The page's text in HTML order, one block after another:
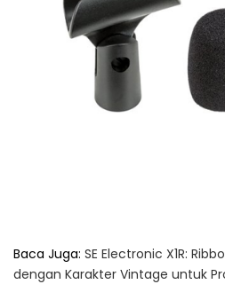
Baca Juga: SE Electronic X1R:
dengan Karakter Vintage untuk